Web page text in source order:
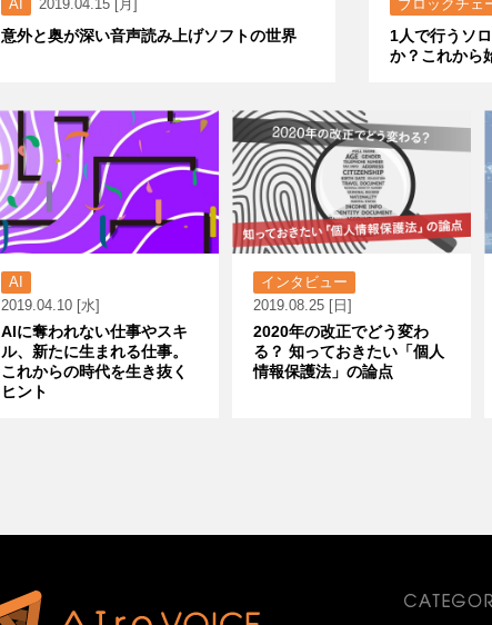
AI 2019.04.15 [月]
意外と奥が深い音声読み上げソフトの世界
ブロックチェ
1人で行うソ
か？これから
AI
2019.04.10 [水]
AIに奪われない仕事やスキ
ル、新たに生まれる仕事。
これからの時代を生き抜く
ヒント
インタビュー
2019.08.25 [日]
2020年の改正でどう変わ
る？ 知っておきたい「個人
情報保護法」の論点